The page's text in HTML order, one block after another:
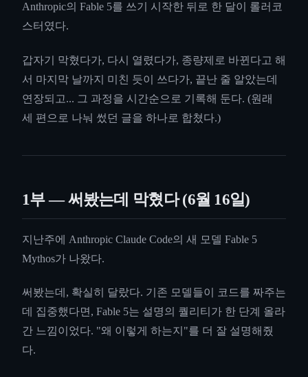
Anthropic의 Fable 5를 쓰기 시작한 뒤로 한 달이 롤러코
스터였다.
갑자기 막혔다가, 다시 열렸다가, 종량제로 바뀐다고 해
서 마지막 날까지 미친 듯이 쓰다가, 끝난 줄 알았는데
연장되고... 그 과정을 시간순으로 기록해 둔다. (원래
세 편으로 나눠 썼던 글을 하나로 합쳤다.)
1부 — 써봤는데 막혔다 (6월 16일)
지난주에 Anthropic Claude Code의 새 모델 Fable 5
Mythos가 나왔다.
써봤는데, 확실히 달랐다. 기존 모델들이 코드를 짜주는
데 집중했다면, Fable 5는 설명의 퀄리티가 한 단계 올라
간 느낌이었다. "왜 이렇게 하는지"를 더 잘 설명해줬
다.